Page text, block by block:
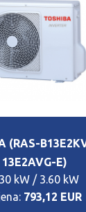
(RAS-
13E2AVG-E)
kW / 3.60 kW
793,12 EUR